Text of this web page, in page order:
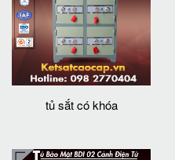
tủ sắt có khóa